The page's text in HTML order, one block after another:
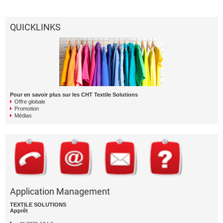
QUICKLINKS
Pour en savoir plus sur les CHT Textile Solutions
Offre globale
Promotion
Médias
Application Management
TEXTILE SOLUTIONS
Apprêt